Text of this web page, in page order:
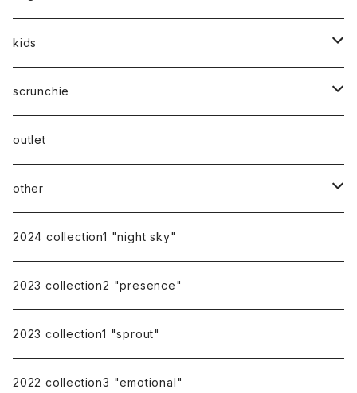
silver
gold
stainless
stainless
14kgf
kids
mom
scrunchie
silk
outlet
other
gift
earring cover
pierce catch
repairing
2024 collection1 "night sky"
2023 collection2 "presence"
2023 collection1 "sprout"
2022 collection3 "emotional"